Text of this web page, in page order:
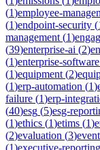
(1)employee-
(1)endpoint-security (
management (1)
(39)enterprise-ai (2)
(1)enterprise-software
(1)equipment (2)
(1)erp-automation (1)
failure (1)erp-
(40)esg (5)esg-
(1)ethics (1)etims (1)
(2)evaluation (3)
(1)executive-reporting